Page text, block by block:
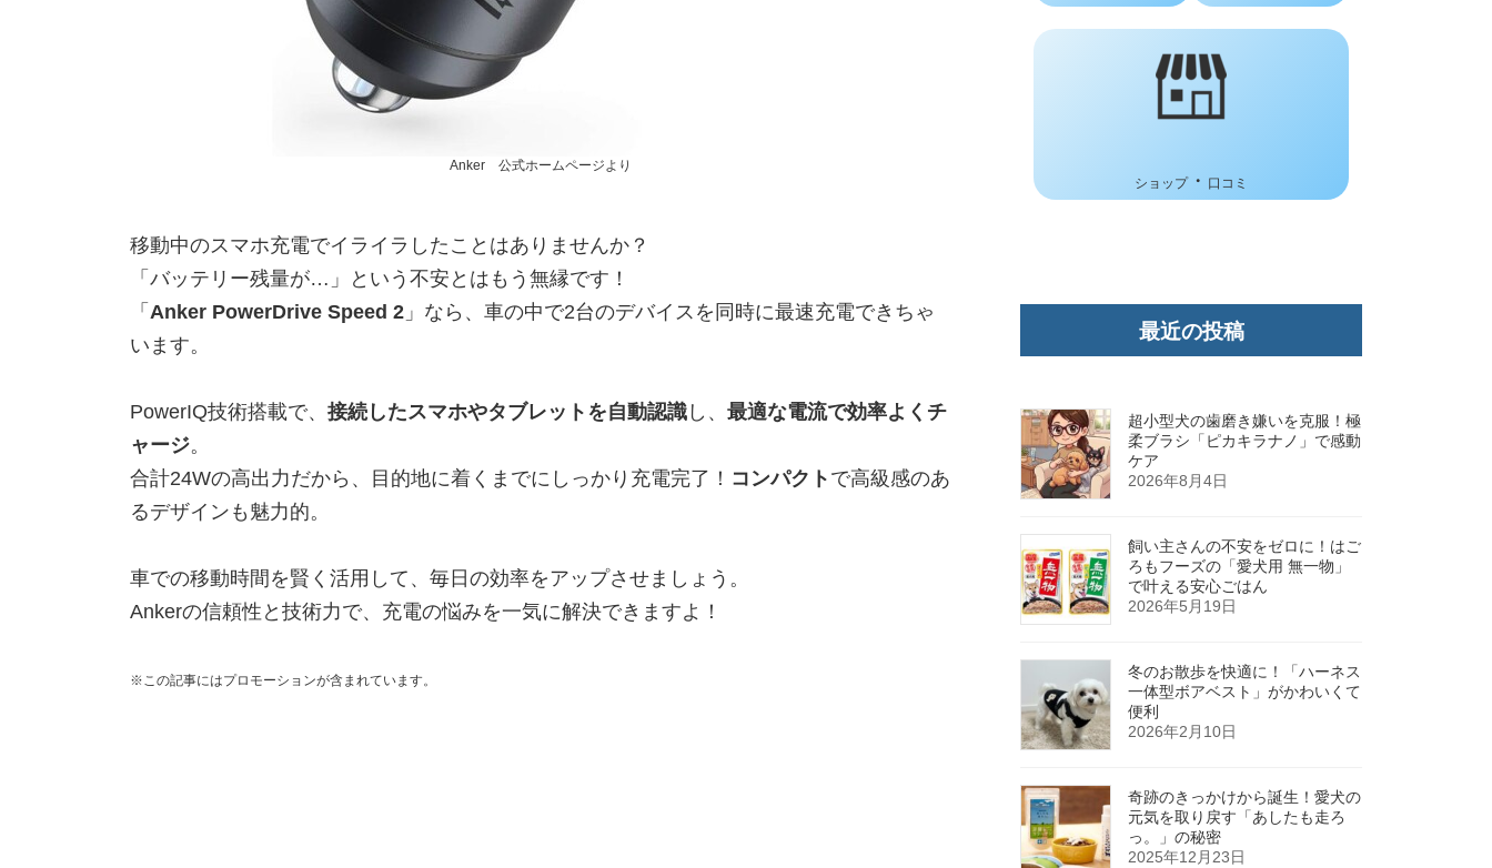
Anker 公式ホームページより
移動中のスマホ充電でイライラしたことはありませんか？
「バッテリー残量が…」という不安とはもう無縁です！
「 Anker PowerDrive Speed 2 」なら、車の中で2台のデバイスを同時に最速充電できちゃ
います。
PowerIQ技術搭載で、 接続したスマホやタブレットを自動認識 し、 最適な電流で効率よくチ
ャージ。
合計24Wの高出力だから、目的地に着くまでにしっかり充電完了！ コンパクト で高級感のあ
るデザインも魅力的。
車での移動時間を賢く活用して、毎日の効率をアップさせましょう。
Ankerの信頼性と技術力で、充電の悩みを一気に解決できますよ！
※この記事にはプロモーションが含まれています。
ショップ・ 口コミ
最近の投稿
超小型犬の歯磨き嫌いを克服！極
柔ブラシ「ピカキラナノ」で感動
ケア
2026年8月4日
飼い主さんの不安をゼロに！はご
ろもフーズの「愛犬用 無一物」
で叶える安心ごはん
2026年5月19日
冬のお散歩を快適に！「ハーネス
一体型ボアベスト」がかわいくて
便利
2026年2月10日
奇跡のきっかけから誕生！愛犬の
元気を取り戻す「あしたも走ろ
っ。」の秘密
2025年12月23日